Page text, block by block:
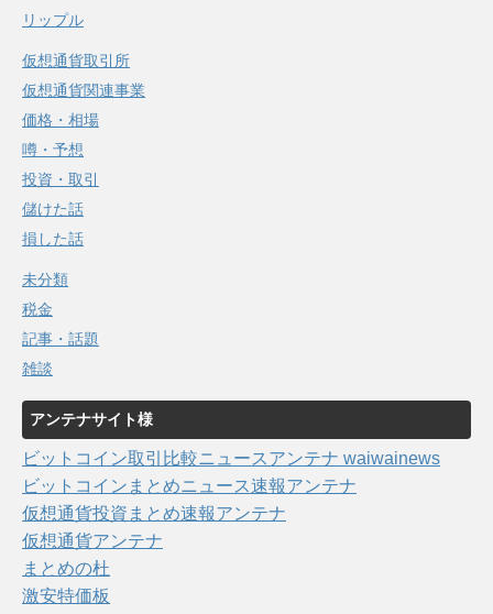
リップル
仮想通貨取引所
仮想通貨関連事業
価格・相場
噂・予想
投資・取引
儲けた話
損した話
未分類
税金
記事・話題
雑談
アンテナサイト様
ビットコイン取引比較ニュースアンテナ waiwainews
ビットコインまとめニュース速報アンテナ
仮想通貨投資まとめ速報アンテナ
仮想通貨アンテナ
まとめの杜
激安特価板